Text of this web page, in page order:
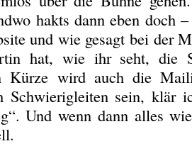
hakts dann eben doch
und wie gesagt bei der
hat, wie ihr seht, die
Kürze wird auch die
Schwierigleiten sein, klär
Und wenn dann alles